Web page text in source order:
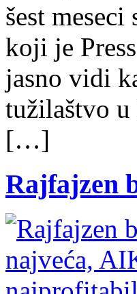
šest
koji je
jasno vidi
tužilaštvo
[…]
Rajfajzen